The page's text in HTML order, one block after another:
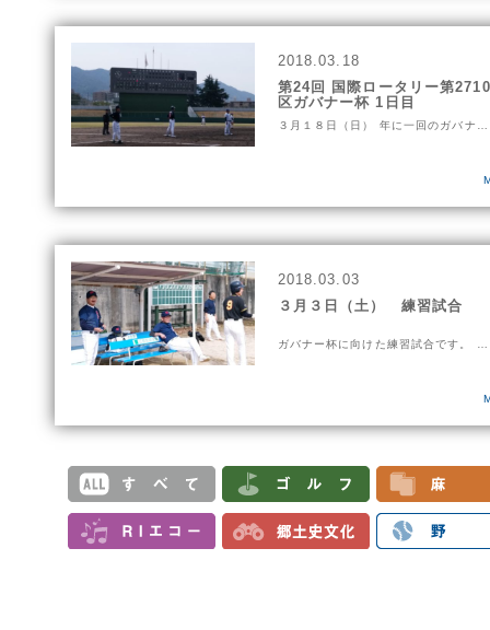
2018.03.18
第24回 国際ロータリー第
区ガバナー杯 1日目
３月１８日（日） 年に一回のガバナ…
2018.03.03
３月３日（土） 練習試合
ガバナー杯に向けた練習試合です。 …